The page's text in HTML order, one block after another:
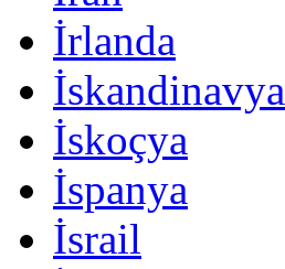
İrlanda
İskandinavya
İskoçya
İspanya
İsrail